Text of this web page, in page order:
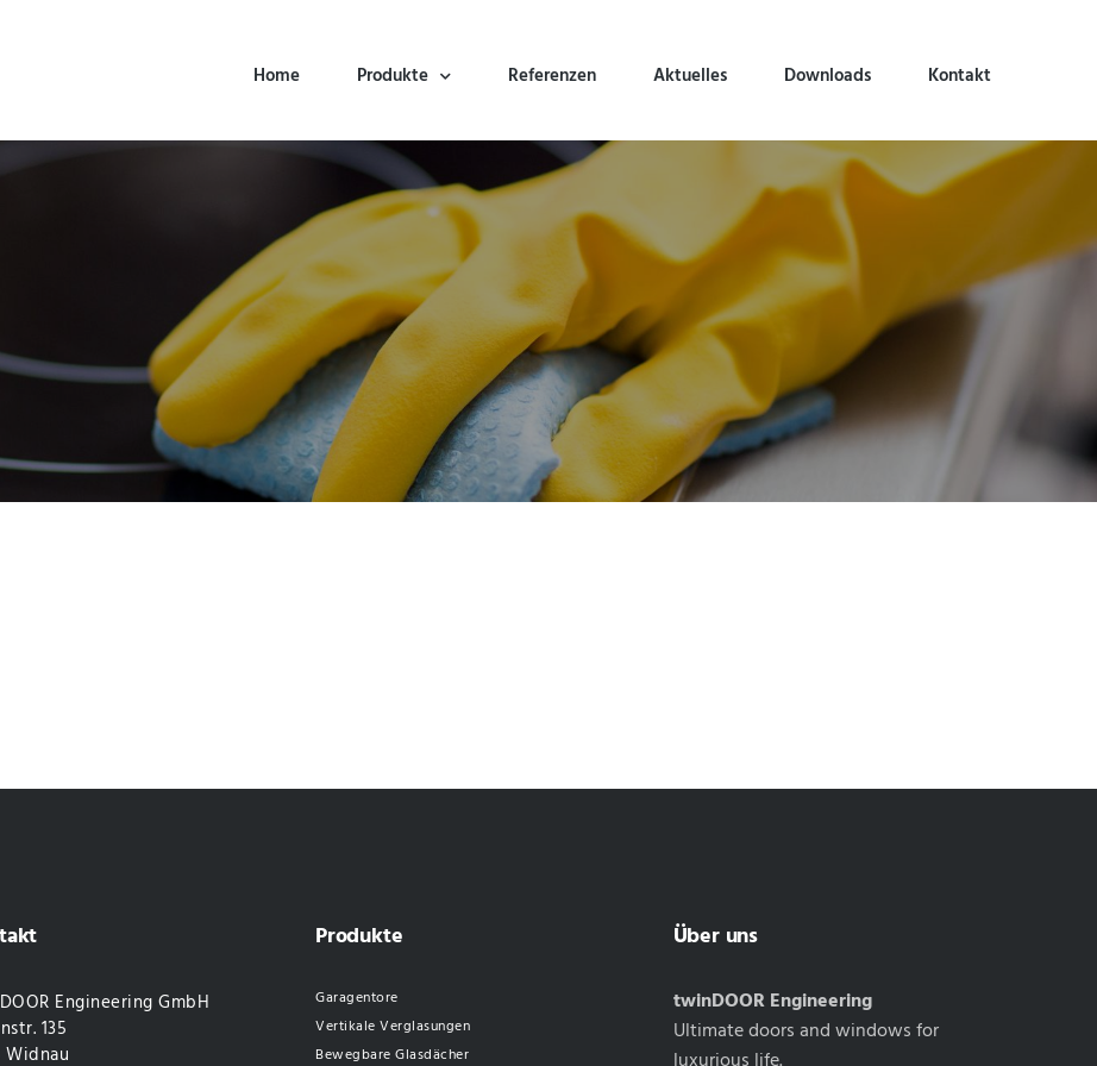
Home Produkte Referenzen Aktuelles Downloads Kontakt
Engineering GmbH
135
Widnau
Produkte
Garagentore
Vertikale Verglasungen
Bewegbare Glasdächer
Über uns
twinDOOR Engineering
Ultimate doors and windows for